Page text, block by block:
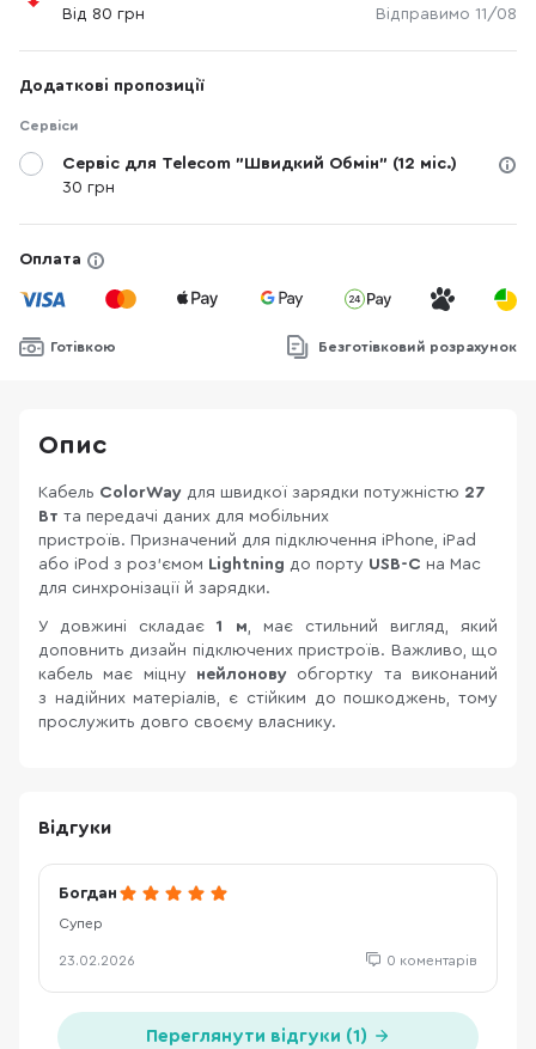
Від 80 грн
Відправимо 11/08
Додаткові пропозиції
Сервіси
Сервіс для Telecom "Швидкий Обмін" (12 міс.)
30 грн
Оплата
Готівкою Безготівковий розрахунок
Опис
Кабель ColorWay для швидкої зарядки потужністю 27
Вт та передачі даних для мобільних
пристроїв. Призначений для підключення iPhone, iPad
або iPod з роз'ємом Lightning до порту USB-C на Mac
для синхронізації й зарядки.
У довжині складає1 м, має стильний вигляд, який
доповнить дизайн підключених пристроїв. Важливо, що
кабель має міцну нейлонову обгортку та виконаний
з надійних матеріалів, є стійким до пошкоджень, тому
прослужить довго своєму власнику.
Відгуки
Богдан
Супер
23.02.2026 0 коментарів
Переглянути відгуки (1)